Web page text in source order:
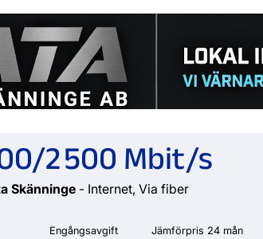
2 500 Mbit/s
Skänninge - Internet, Via fiber
Engångsavgift Jämförpris 24 mån